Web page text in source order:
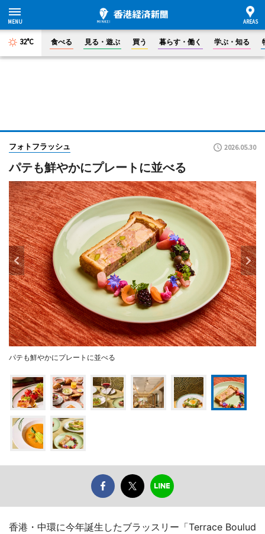
32°C 食べる 見る・遊ぶ 買う 暮らす・働く 学ぶ・知る
フォトフラッシュ 2026.05.30
パテも鮮やかにプレートに並べる
パテも鮮やかにプレートに並べる
香港・中環に今年誕生したブラッスリー「Terrace Boulud